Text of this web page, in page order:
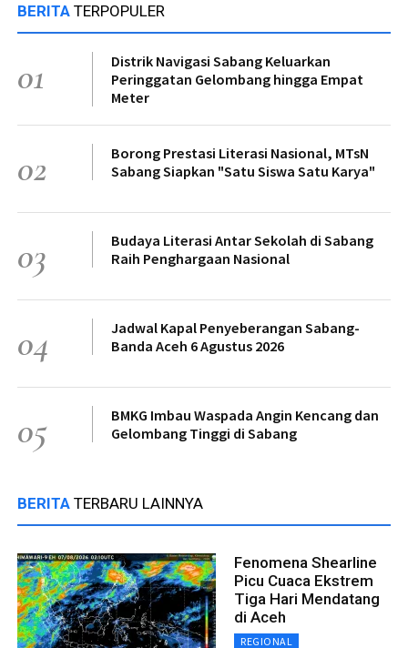
BERITA TERPOPULER
01
Distrik Navigasi Sabang Keluarkan
Peringgatan Gelombang hingga Empat
Meter
02
Borong Prestasi Literasi Nasional, MTsN
Sabang Siapkan "Satu Siswa Satu Karya"
03
Budaya Literasi Antar Sekolah di Sabang
Raih Penghargaan Nasional
04
Jadwal Kapal Penyeberangan Sabang-
Banda Aceh 6 Agustus 2026
05
BMKG Imbau Waspada Angin Kencang dan
Gelombang Tinggi di Sabang
BERITA TERBARU LAINNYA
Fenomena Shearline
Picu Cuaca Ekstrem
Tiga Hari Mendatang
di Aceh
REGIONAL